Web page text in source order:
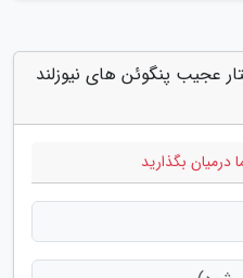
عجیب پنگوئن های نیوزلند
درمیان بگذارید